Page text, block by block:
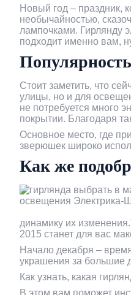
Новый год – праздник,
необычайностью,
лампочками. Гирлянду
подходит именно вам,
Стоит заметить, что
улицы, но и для
не потребуется много
покрытии. Благодаря
Основное место, где
зверюшек широко
Как же
динамику их
2015 станет для вас
Начало декабря –
украшения за большие
Как узнать, какая
В этом вам поможет
Кабель, провід
Прокладання
кабелю
Захист
Для
Тепла підлога
Щитове
Вентиляція
для